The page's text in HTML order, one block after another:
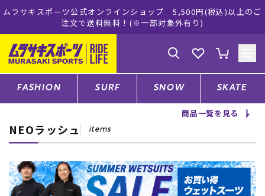
ツ公式オンラインショップ 5,500円(税込)以上のご
注文で送料無料！(※一部対象外有り)
ムラサキスポ
ゲスト様
ログイン 会員登録
CATEGORY
FASHION SURF SNOW SKATE
商品一覧を見る
NEOラッシュ items